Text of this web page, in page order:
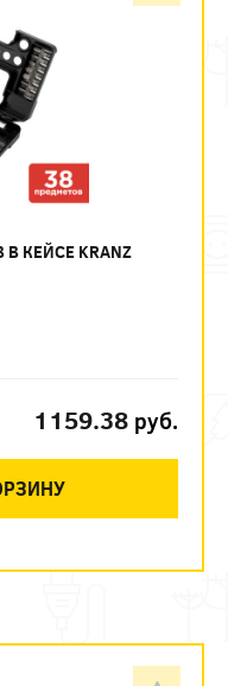
КЕЙСЕ KRANZ
1159.38 руб.